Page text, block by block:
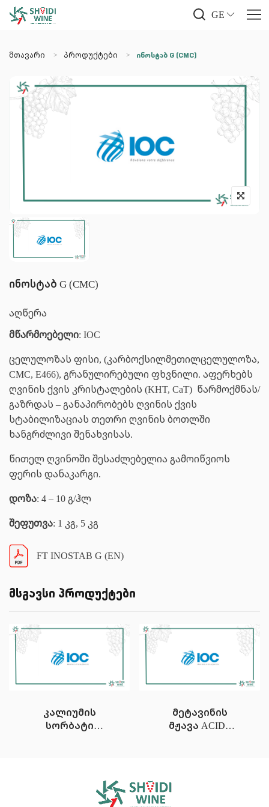
GE
მთავარი პროდუქტები ინოსტაბ G (CMC)
ინოსტაბ G (CMC)
აღწერა
მწარმოებელი: IOC
ცელულოზას ფისი, (კარბოქსილმეთილცელულოზა,
CMC, E466), გრანულირებული ფხვნილი. აფერხებს
ღვინის ქვის კრისტალების (KHT, CaT) წარმოქმნას/
გაზრდას – განაპირობებს ღვინის ქვის
სტაბილიზაციას თეთრი ღვინის ბოთლში
ხანგრძლივი შენახვისას.
წითელ ღვინოში შესაძლებელია გამოიწვიოს
ფერის დანაკარგი.
დოზა: 4 – 10 გ/ჰლ
შეფუთვა: 1 კგ, 5 კგ
FT INOSTAB G (EN)
მსგავსი პროდუქტები
კალიუმის
სორბატი
მეტავინის
მჟავა ACIDE